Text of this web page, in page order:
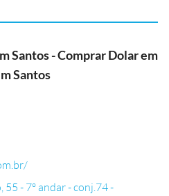
Santos - Comprar Dolar em
Santos
55 - 7º andar - conj.74 -